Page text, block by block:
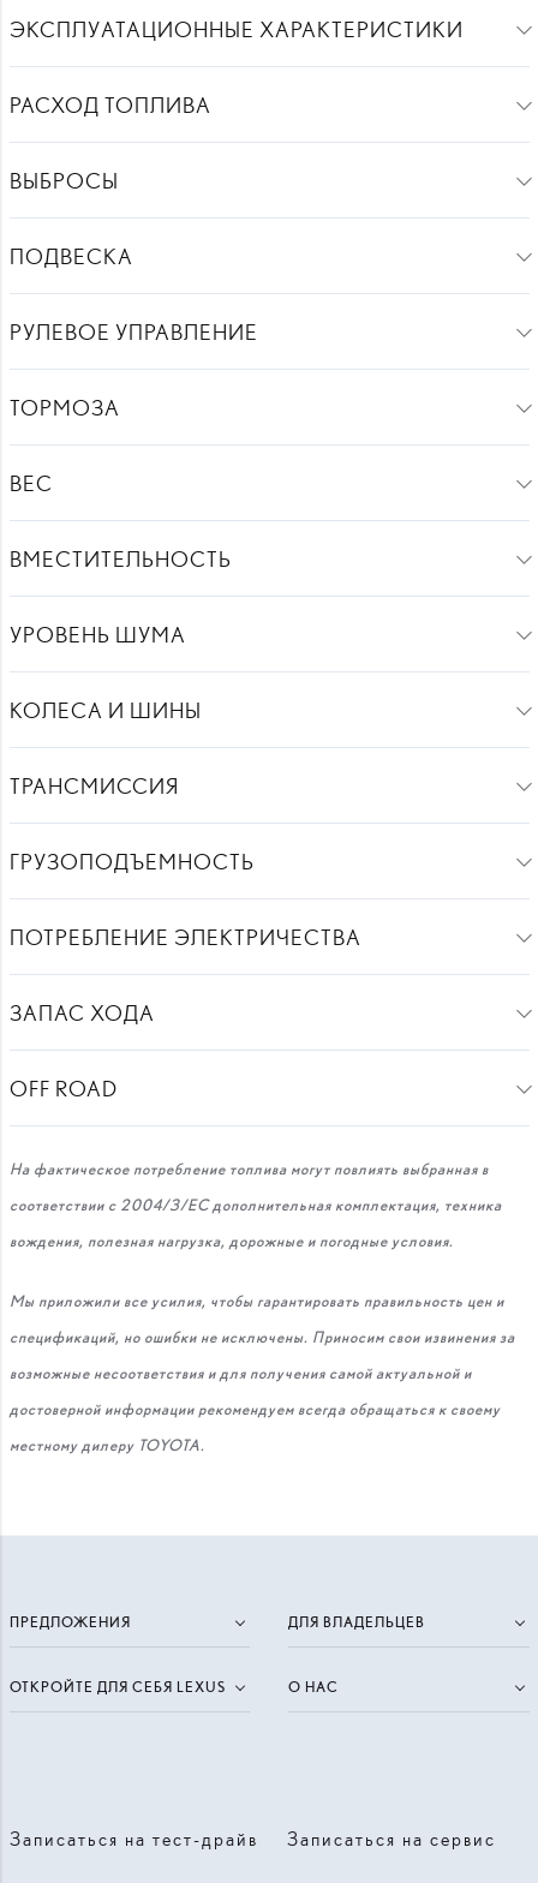
ЭКСПЛУАТАЦИОННЫЕ ХАРАКТЕРИСТИКИ
РАСХОД ТОПЛИВА
ВЫБРОСЫ
ПОДВЕСКА
РУЛЕВОЕ УПРАВЛЕНИЕ
ТОРМОЗА
ВЕС
ВМЕСТИТЕЛЬНОСТЬ
УРОВЕНЬ ШУМА
КОЛЕСА И ШИНЫ
ТРАНСМИССИЯ
ГРУЗОПОДЪЕМНОСТЬ
ПОТРЕБЛЕНИЕ ЭЛЕКТРИЧЕСТВА
ЗАПАС ХОДА
OFF ROAD
На фактическое потребление топлива могут повлиять выбранная в
соответствии с 2004/3/ЕС дополнительная комплектация, техника
вождения, полезная нагрузка, дорожные и погодные условия.
Мы приложили все усилия, чтобы гарантировать правильность цен и
спецификаций, но ошибки не исключены. Приносим свои извинения за
возможные несоответствия и для получения самой актуальной и
достоверной информации рекомендуем всегда обращаться к своему
местному дилеру TOYOTA.
ПРЕДЛОЖЕНИЯ ДЛЯ ВЛАДЕЛЬЦЕВ
ОТКРОЙТЕ ДЛЯ СЕБЯ LEXUS О НАС
Записаться на тест-драйв Записаться на сервис